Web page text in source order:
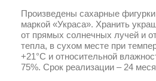
Произведены сахарные фигурки
маркой «Украса». Хранить
от прямых солнечных лучей и
тепла, в сухом месте при
+21°С и относительной
75%. Срок реализации – 24